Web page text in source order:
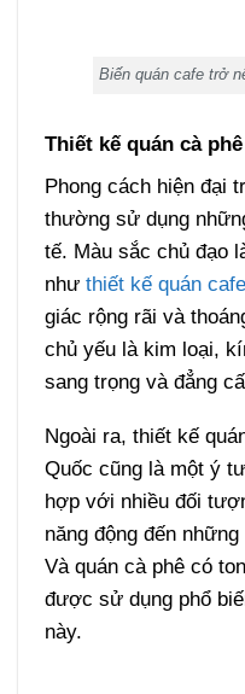
Biến quán cafe trở
Thiết kế quán cà
Phong cách hiện đại
thường sử dụng
tế. Màu sắc chủ đạo
như thiết kế quán
giác rộng rãi và
chủ yếu là kim loại,
sang trọng và đẳng
Ngoài ra, thiết kế
Quốc cũng là một ý
hợp với nhiều đối
năng động đến
Và quán cà phê có
được sử dụng phổ
này.